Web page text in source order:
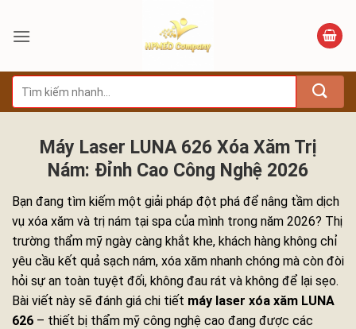
qua
dung
Tìm
kiếm:
Máy Laser LUNA 626 Xóa Xăm Trị
Nám: Đỉnh Cao Công Nghệ 2026
Bạn đang tìm kiếm một giải pháp đột phá để nâng tầm dịch
vụ xóa xăm và trị nám tại spa của mình trong năm 2026? Thị
trường thẩm mỹ ngày càng khắt khe, khách hàng không chỉ
yêu cầu kết quả sạch nám, xóa xăm nhanh chóng mà còn đòi
hỏi sự an toàn tuyệt đối, không đau rát và không để lại sẹo.
Bài viết này sẽ đánh giá chi tiết máy laser xóa xăm LUNA
626 – thiết bị thẩm mỹ công nghệ cao đang được các